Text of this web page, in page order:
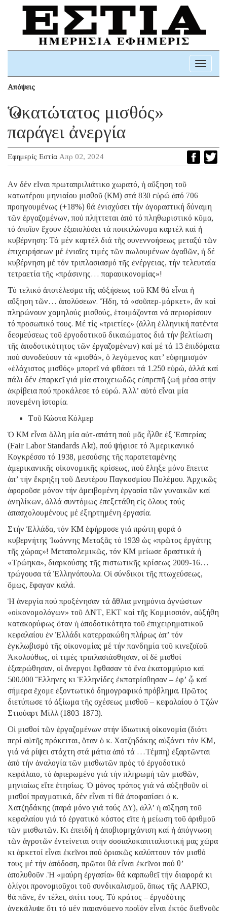
Toggle
Απόψεις
Ὁ «κατώτατος μισθός»
παράγει ἀνεργία
Εφημερίς Εστία Απρ 02, 2024
Aν δέν εIναι πρωταπριλιάτικο χωρατό, ἡ αὔξηση τοῦ
κατωτέρου μηνιαίου μισθοῦ (ΚΜ) στά 830 εὐρώ ἀπό 706
προηγουμένως (+18%) θά ἐνισχύσει τήν ἀγοραστική δύναμη
τῶν ἐργαζομένων, πού πλήττεται ἀπό τό πληθωριστικό κῦμα,
τό ὁποῖον ἔχουν ἐξαπολύσει τά ποικιλώνυμα καρτέλ καί ἡ
κυβέρνηση: Τά μέν καρτέλ διά τῆς συνεννοήσεως μεταξύ τῶν
ἐπιχειρήσεων μέ ἑνιαῖες τιμές τῶν πωλουμένων ἀγαθῶν, ἡ δέ
κυβέρνηση μέ τόν τριπλασιασμό τῆς ἐνέργειας, τήν τελευταία
τετραετία τῆς «πράσινης… παραοικονομίας»!
Τό τελικό ἀποτέλεσμα τῆς αὐξήσεως τοῦ ΚΜ θά εἶναι ἡ
αὔξηση τῶν… ἀπολύσεων. Ἤδη, τά «σοῦπερ-μάρκετ», ἄν καί
πληρώνουν χαμηλούς μισθούς, ἑτοιμάζονται νά περιορίσουν
τό προσωπικό τους. Μέ τίς «τριετίες» (ἄλλη ἑλληνική πατέντα
δεσμεύσεως τοῦ ἐργοδοτικοῦ δικαιώματος διά τήν βελτίωση
τῆς ἀποδοτικότητος τῶν ἐργαζομένων) καί μέ τά 13 ἐπιδόματα
πού συνοδεύουν τά «μισθά», ὁ λεγόμενος κατ’ εὐφημισμόν
«ἐλάχιστος μισθός» μπορεῖ νά φθάσει τά 1.250 εὐρώ, ἀλλά καί
πάλι δέν ἐπαρκεῖ γιά μία στοιχειωδῶς εὐπρεπῆ ζωή μέσα στήν
ἀκρίβεια πού προκάλεσε τό εὐρώ. Ἀλλ’ αὐτό εἶναι μία
πονεμένη ἱστορία.
Tοῦ Κώστα Κόλμερ
Ὁ ΚΜ εἶναι ἄλλη μία αὐτ-απάτη πού μᾶς ἦλθε ἐξ Ἑσπερίας
(Fair Labor Standards Akt), πού ψήφισε τό Ἀμερικανικό
Κογκρέσσο τό 1938, μεσούσης τῆς παρατεταμένης
ἀμερικανικῆς οἰκονομικῆς κρίσεως, πού ἔληξε μόνο ἔπειτα
ἀπ’ τήν ἔκρηξη τοῦ Δευτέρου Παγκοσμίου Πολέμου. Ἀρχικῶς
ἀφοροῦσε μόνον τήν ἀμειβομένη ἐργασία τῶν γυναικῶν καί
ἀνηλίκων, ἀλλά συντόμως ἐπεξετάθη εἰς ὅλους τούς
ἀπασχολουμένους μέ ἐξηρτημένη ἐργασία.
Στήν Ἑλλάδα, τόν ΚΜ ἐφήρμοσε γιά πρώτη φορά ὁ
κυβερνήτης Ἰωάννης Μεταξᾶς τό 1939 ὡς «πρῶτος ἐργάτης
τῆς χώρας»! Μεταπολεμικῶς, τόν ΚΜ μείωσε δραστικά ἡ
«Τρώηκα», διαρκούσης τῆς πιστωτικῆς κρίσεως 2009-16…
τρώγουσα τά Ἑλληνόπουλα. Οἱ σύνδικοι τῆς πτωχεύσεως,
ὅμως, ἔφαγαν καλά.
Ἡ ἀνεργία πού προξένησαν τά ἄθλια μνημόνια ἀγνώστων
«οἰκονομολόγων» τοῦ ΔΝΤ, ΕΚΤ καί τῆς Κομμισσιόν, αὐξήθη
κατακορύφως ὅταν ἡ ἀποδοτικότητα τοῦ ἐπιχειρηματικοῦ
κεφαλαίου ἐν Ἑλλάδι κατερρακώθη πλήρως ἀπ’ τόν
ἐγκλωβισμό τῆς οἰκονομίας μέ τήν πανδημία τοῦ κινεζοϊοῦ.
Ἀκολούθως, οἱ τιμές τριπλασιάσθησαν, οἱ δέ μισθοί
ἐξαερώθησαν, οἱ ἄνεργοι ἔφθασαν τό ἕνα ἑκατομμύριο καί
500.000 Ἕλληνες κι Ἑλληνίδες ἐκπατρίσθησαν – ἐφ’ ᾧ καί
σήμερα ἔχομε ἐξοντωτικό δημογραφικό πρόβλημα. Πρῶτος
διετύπωσε τό ἀξίωμα τῆς σχέσεως μισθοῦ – κεφαλαίου ὁ Τζών
Στιούαρτ Μίλλ (1803-1873).
Οἱ μισθοί τῶν ἐργαζομένων στήν ἰδιωτική οἰκονομία (διότι
περί αὐτῆς πρόκειται, ὅταν ὁ κ. Χατζηδάκης αὐξάνει τόν ΚΜ,
γιά νά ρίψει στάχτη στά μάτια ἀπό τά …Τέμπη) ἐξαρτῶνται
ἀπό τήν ἀναλογία τῶν μισθωτῶν πρός τό ἐργοδοτικό
κεφάλαιο, τό ἀφιερωμένο γιά τήν πληρωμή τῶν μισθῶν,
μηνιαίως εἴτε ἐτησίως. Ὁ μόνος τρόπος γιά νά αὐξηθοῦν οἱ
μισθοί πραγματικά, δέν εἶναι τί θά ἀποφασίσει ὁ κ.
Χατζηδάκης (παρά μόνο γιά τούς ΔΥ), ἀλλ’ ἡ αὔξηση τοῦ
κεφαλαίου γιά τό ἐργατικό κόστος εἴτε ἡ μείωση τοῦ ἀριθμοῦ
τῶν μισθωτῶν. Κι ἐπειδή ἡ ἀποβιομηχάνιση καί ἡ ἀπόγνωση
τῶν ἀγροτῶν ἐντείνεται στήν σοσιαλοκαπιταλιστική μας χώρα
κι ἀρκετοί εἶναι ἐκεῖνοι πού ὁριακῶς καλύπτουν τόν μισθό
τους μέ τήν ἀπόδοση, πρῶτοι θά εἶναι ἐκεῖνοι πού θ’
ἀπολυθοῦν .Ἡ «μαύρη ἐργασία» θά καρπωθεῖ τήν διαφορά κι
ὀλίγοι προνομιοῦχοι τοῦ συνδικαλισμοῦ, ὅπως τῆς ΛΑΡΚΟ,
θά πᾶνε, ἐν τέλει, σπίτι τους. Τό κράτος – ἐργοδότης
ἀνεκάλυψε ὅτι τό μέν παραγόμενο προϊόν εἶναι ἐκτός διεθνοῦς